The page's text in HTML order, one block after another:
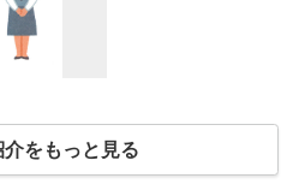
介をもっと見る